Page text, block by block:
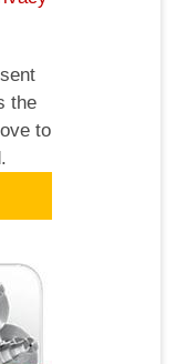
the
to